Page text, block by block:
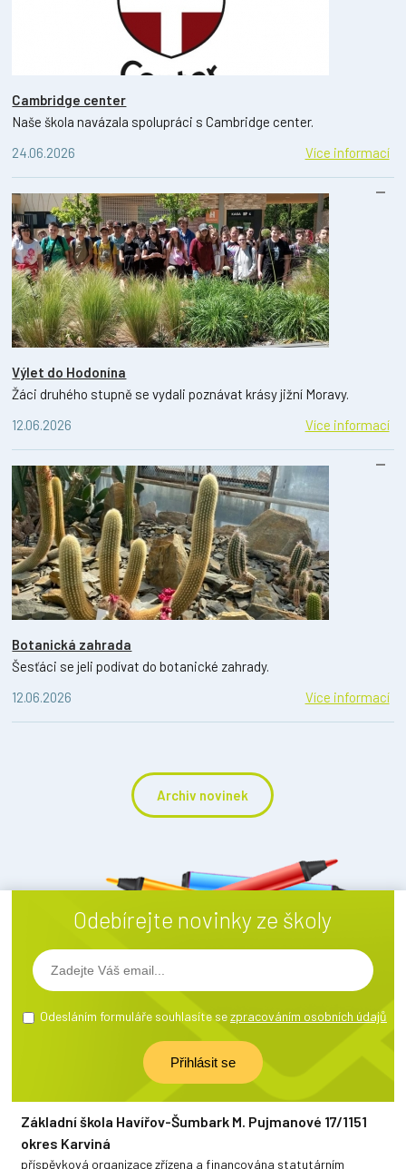
Cambridge center
Naše škola navázala spolupráci s Cambridge center.
24.06.2026
Více informací
Výlet do Hodonína
Žáci druhého stupně se vydali poznávat krásy jižní Moravy.
12.06.2026
Více informací
Botanická zahrada
Šesťáci se jeli podívat do botanické zahrady.
12.06.2026
Více informací
Archiv novinek
Odebírejte novinky ze školy
Odesláním formuláře souhlasíte sezpracováním osobních údajů
Základní škola Havířov-Šumbark M. Pujmanové 17/1151
okres Karviná
příspěvková organizace zřízena a financována statutárním